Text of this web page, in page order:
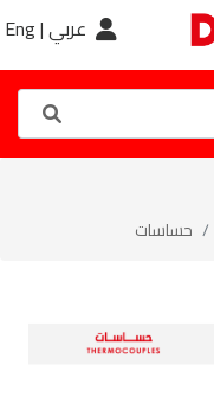
عربي |Eng
حساسات